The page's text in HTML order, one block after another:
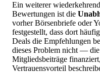
Ein weiterer
Bewertungen ist die
vorher Börsenbriefe oder
festgestellt, dass dort
Deals die Empfehlungen
dieses Problem nicht —
Mitgliedsbeiträge
Vertrauensvorteil